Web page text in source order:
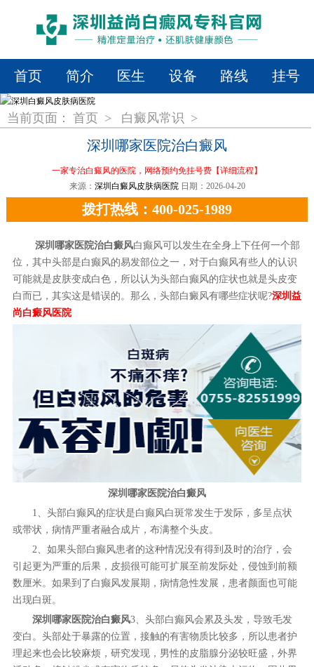
首页 简介 医生 设备 路线 挂号
当前页面： 首页 > 白癜风常识 >
深圳哪家医院治白癜风
一家专治白癜风的医院，网络预约免挂号费 【详细流程】
来源： 深圳白癜风皮肤病医院 日期：2026-04-20
拨打热线：400-025-1989
深圳哪家医院治白癜风白癫风可以发生在全身上下任何一个部
位，其中头部是白癫风的易发部位之一，对于白癫风有些人的认识
可能就是皮肤变成白色，所以认为头部白癫风的症状也就是头皮变
白而已，其实这是错误的。那么，头部白癜风有哪些症状呢?深圳益
尚白癜风医院
深圳哪家医院治白癜风
1、头部白癫风的症状是白癫风白斑常发生于发际，多呈点状
或带状，病情严重者融合成片，布满整个头皮。
2、如果头部白癫风患者的这种情况没有得到及时的治疗，会
引起更为严重的后果，皮损很可能可扩展至前发际处，侵蚀到前额
数厘米。如果到了白癫风发展期，病情急性发展，患者颜面也可能
出现白斑。
深圳哪家医院治白癜风3、头部白癫风会累及头发，导致毛发
变白。头部处于暴露的位置，接触的有害物质比较多，所以患者护
理起来也会比较麻烦，研究发现，男性的皮脂腺分泌较旺盛，外界